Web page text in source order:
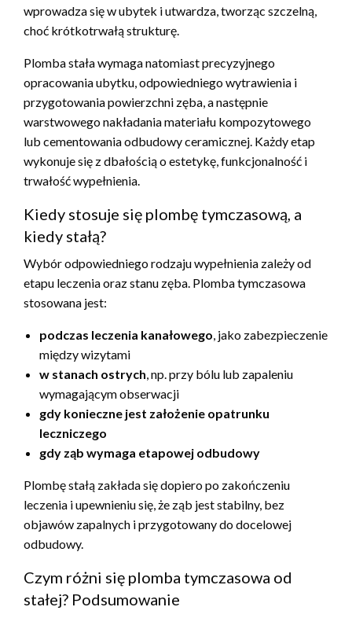
wprowadza się w ubytek i utwardza, tworząc szczelną,
choć krótkotrwałą strukturę.
Plomba stała wymaga natomiast precyzyjnego
opracowania ubytku, odpowiedniego wytrawienia i
przygotowania powierzchni zęba, a następnie
warstwowego nakładania materiału kompozytowego
lub cementowania odbudowy ceramicznej. Każdy etap
wykonuje się z dbałością o estetykę, funkcjonalność i
trwałość wypełnienia.
Kiedy stosuje się plombę tymczasową, a
kiedy stałą?
Wybór odpowiedniego rodzaju wypełnienia zależy od
etapu leczenia oraz stanu zęba. Plomba tymczasowa
stosowana jest:
podczas leczenia kanałowego, jako zabezpieczenie
między wizytami
w stanach ostrych, np. przy bólu lub zapaleniu
wymagającym obserwacji
gdy konieczne jest założenie opatrunku
leczniczego
gdy ząb wymaga etapowej odbudowy
Plombę stałą zakłada się dopiero po zakończeniu
leczenia i upewnieniu się, że ząb jest stabilny, bez
objawów zapalnych i przygotowany do docelowej
odbudowy.
Czym różni się plomba tymczasowa od
stałej? Podsumowanie